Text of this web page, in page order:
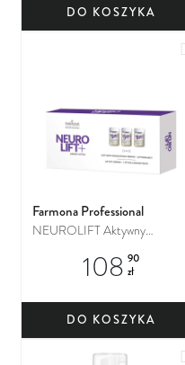
DO KOSZYKA
Farmona Professional
NEUROLIFT Aktywny
108 90
zł
DO KOSZYKA